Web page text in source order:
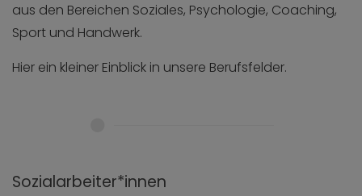
aus den Bereichen Soziales, Psychologie, Coaching,
Sport und Handwerk.
Hier ein kleiner Einblick in unsere Berufsfelder.
Sozialarbeiter*innen